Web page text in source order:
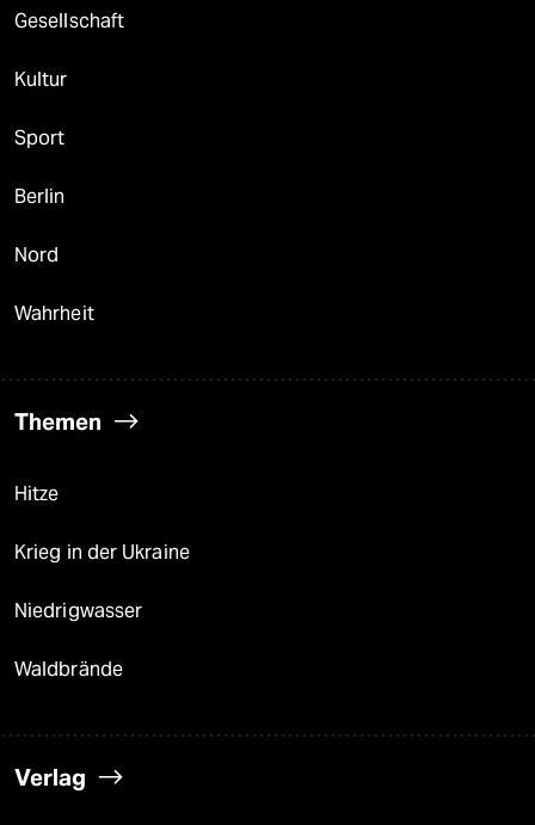
Gesellschaft
Kultur
Sport
Berlin
Nord
Wahrheit
Themen
Hitze
Krieg in der Ukraine
Niedrigwasser
Waldbrände
Verlag